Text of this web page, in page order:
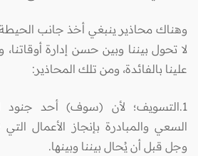
وهناك محاذير ينبغي أخذ جانب
لا تحول بيننا وبين حسن إدارة أوقاتنا،
علينا بالفائدة، ومن تلك المحاذير:
1.التسويف؛ لأن (سوف) أحد جنود
السعي والمبادرة بإنجاز الأعمال التي
وجل قبل أن يُحال بيننا وبينها.